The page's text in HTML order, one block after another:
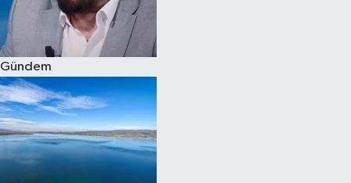
Gündem
Spor
Burç Yorumları
Çocuk
Eğitim